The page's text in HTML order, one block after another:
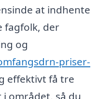
at indhente
fagfolk, der
og
priser-
effektivt få tre
området, så du